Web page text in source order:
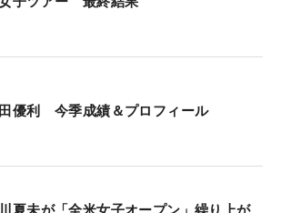
いう納得のラウンドだった。
た昨季はポイントランキング73位
初めてシード選手として戦ってい
での11試合は予選落ち6度で、最
ダLPGAタイランド」の24位と、な
優利 今季成績＆プロフィール